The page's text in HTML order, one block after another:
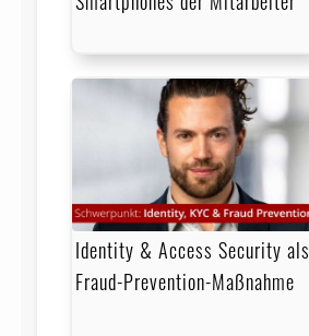
Identity & Access Security als
Fraud-Prevention-Maßnahme